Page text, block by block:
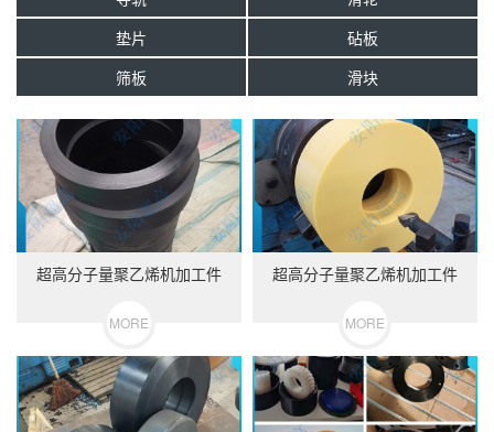
垫片
砧板
筛板
滑块
超高分子量聚乙烯机加工件
MORE
超高分子量聚乙烯机加工件
MORE